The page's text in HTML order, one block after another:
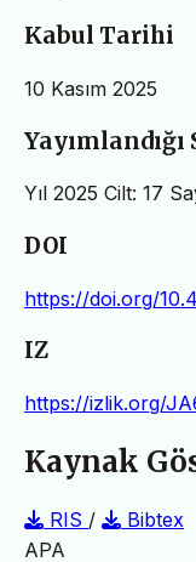
Kabul Tarihi
10 Kasım 2025
Yayımlandığı
Yıl 2025 Cilt: 17
DOI
https://doi.org/
IZ
https://izlik.org/
Kaynak
RIS /
Bibtex
APA